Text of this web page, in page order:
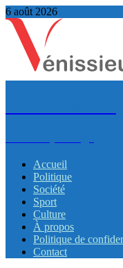
6 août 2026
Accueil
Politique
Société
Sport
Culture
À propos
Politique de
Contact